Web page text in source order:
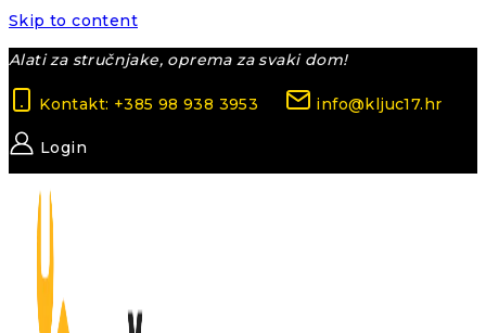
Skip to content
Alati za stručnjake, oprema za svaki dom!
Kontakt: +385 98 938 3953 info@kljuc17.hr
Login